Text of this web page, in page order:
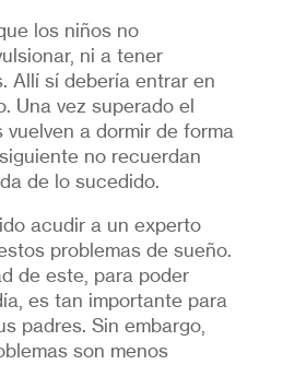
los niños no
ni a tener
Allí sí debería entrar en
Una vez superado el
a dormir de forma
no recuerdan
de lo sucedido.
acudir a un experto
problemas de sueño.
de este, para poder
es tan importante para
padres. Sin embargo,
son menos